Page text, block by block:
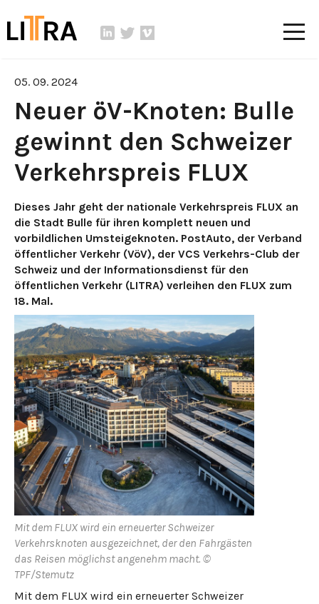
05. 09. 2024
Neuer öV-Knoten: Bulle
gewinnt den Schweizer
Verkehrspreis FLUX
Dieses Jahr geht der nationale Verkehrspreis FLUX an
die Stadt Bulle für ihren komplett neuen und
vorbildlichen Umsteigeknoten. PostAuto, der Verband
öffentlicher Verkehr (VöV), der VCS Verkehrs-Club der
Schweiz und der Informationsdienst für den
öffentlichen Verkehr (LITRA) verleihen den FLUX zum
18. Mal.
Mit dem FLUX wird ein erneuerter Schweizer
Verkehrsknoten ausgezeichnet, der den Fahrgästen
das Reisen möglichst angenehm macht. ©
TPF/Stemutz
Mit dem FLUX wird ein erneuerter Schweizer